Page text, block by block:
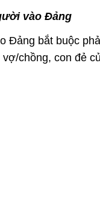
vào Đảng
Đảng bắt buộc
chồng, con đẻ